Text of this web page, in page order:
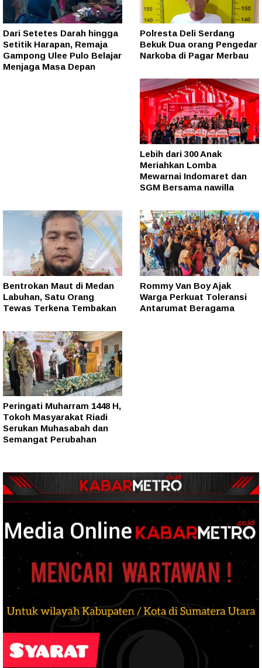
Dari Setetes Darah hingga
Setitik Harapan, Remaja
Gampong Ulee Pulo Belajar
Menjaga Masa Depan
Polresta Deli Serdang
Bekuk Dua orang Pengedar
Narkoba di Pagar Merbau
Lebih dari 300 Anak
Meriahkan Lomba
Mewarnai Indomaret dan
SGM Bersama nawilla
Bentrokan Maut di Medan
Labuhan, Satu Orang
Tewas Terkena Tembakan
Rommy Van Boy Ajak
Warga Perkuat Toleransi
Antarumat Beragama
Peringati Muharram 1448 H,
Tokoh Masyarakat Riadi
Serukan Muhasabah dan
Semangat Perubahan